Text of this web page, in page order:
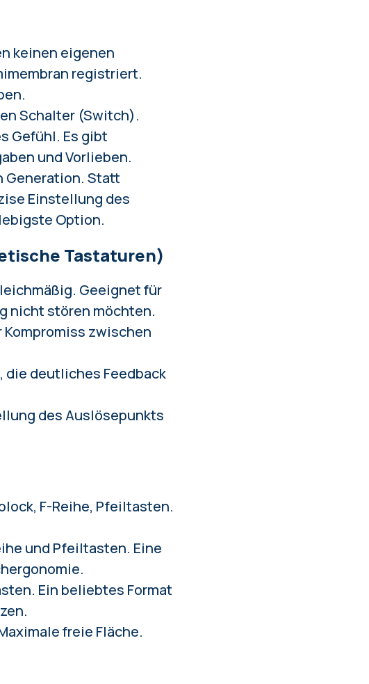
keinen eigenen
registriert.
Schalter (Switch).
Gefühl. Es gibt
und Vorlieben.
Generation. Statt
Einstellung des
Option.
Tastaturen)
Geeignet für
nicht stören möchten.
Kompromiss zwischen
die deutliches Feedback
des Auslösepunkts
F-Reihe, Pfeiltasten.
und Pfeiltasten. Eine
Ein beliebtes Format
freie Fläche.